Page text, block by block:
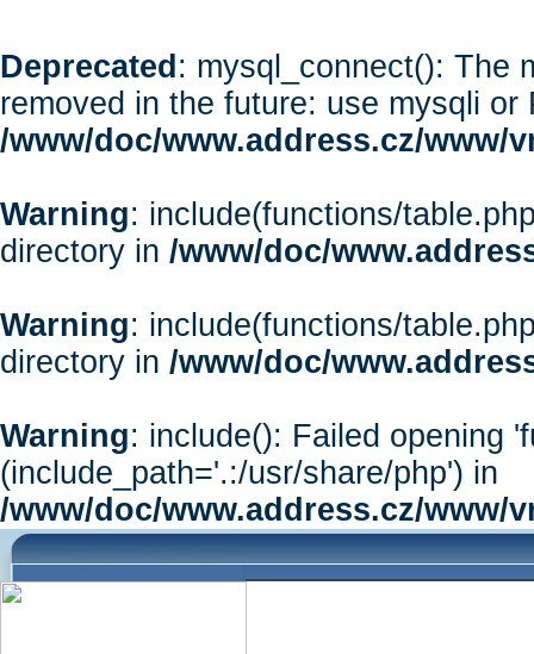
Deprecated : mysql_connect(): The
removed in the future: use mysqli or
/www/doc/www.address.cz/www/
Warning: include(functions/
directory in /www/doc/
Warning: include(functions/
directory in /www/doc/
Warning: include(): Failed opening
(include_path='.:/usr/share/php') in
/www/doc/www.address.cz/www/